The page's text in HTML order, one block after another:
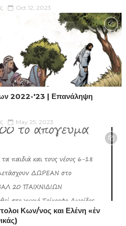
Oct 12, 2023
2022-'23 | Επανάληψη
May 25, 2023
Κων/νος και Ελένη «ἐν